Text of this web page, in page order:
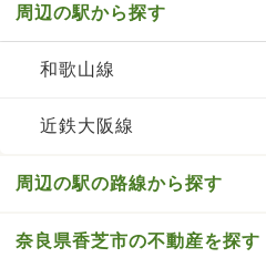
周辺の駅から探す
和歌山線
近鉄大阪線
周辺の駅の路線から探す
奈良県香芝市の不動産を探す